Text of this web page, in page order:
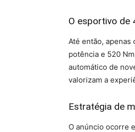
O esportivo de
Até então, apenas
potência e 520
automático de
valorizam a
Estratégia de
O anúncio ocorre